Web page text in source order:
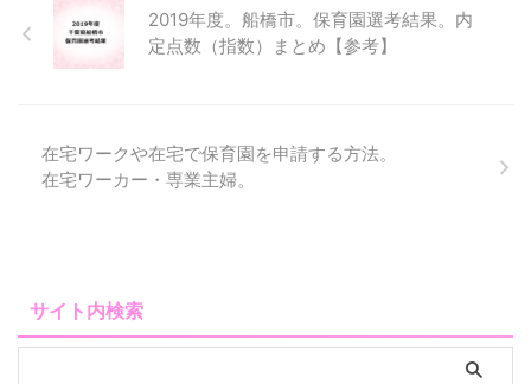
2019年度。船橋市。保育園選考結果。内
定点数（指数）まとめ【参考】
在宅ワークや在宅で保育園を申請する方法。
在宅ワーカー・専業主婦。
サイト内検索